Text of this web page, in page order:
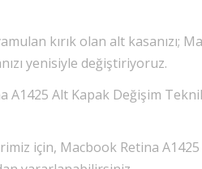
kırık olan alt kasanızı;
yenisiyle değiştiriyoruz.
Alt Kapak Değişim
için, Macbook Retina